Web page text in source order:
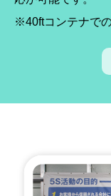
※40ftコンテナで